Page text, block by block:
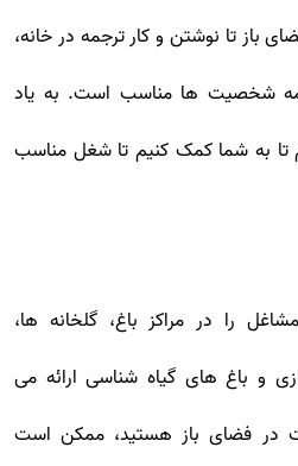
باز تا نوشتن و کار ترجمه در خانه،
همه شخصیت ها مناسب است. به یاد
تا به شما کمک کنیم تا شغل مناسب
را در مراکز باغ، گلخانه ها،
و باغ های گیاه شناسی ارائه می
در فضای باز هستید، ممکن است